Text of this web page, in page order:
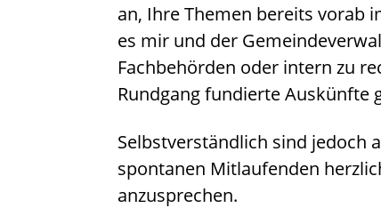
an, Ihre Themen bereits vorab
es mir und der
Fachbehörden oder intern zu
Rundgang fundierte Auskünfte
Selbstverständlich sind jedoch
spontanen Mitlaufenden
anzusprechen.